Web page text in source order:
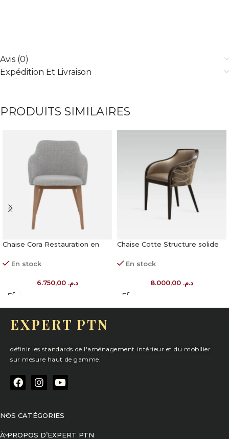
Avis (0)
Expédition Et Livraison
PRODUITS SIMILAIRES
Chaise Cora Restauration en
En stock
د.م. 6.750,00
Chaise Cotte Structure solide
En stock
د.م.
EXPERT PTN
définir les standards de l'aménagement intérieur et du mobilier
sur mesure haut de gamme.
NOS CATÉGORIES
À PROPOS D’EXPERT PTN